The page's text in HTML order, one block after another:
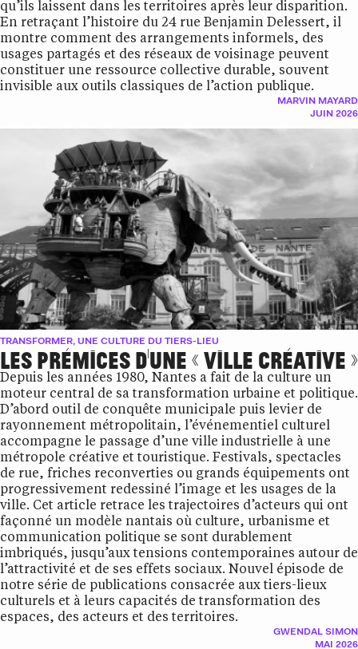
qu’ils laissent dans les territoires après leur disparition.
En retraçant l’histoire du 24 rue Benjamin Delessert, il
montre comment des arrangements informels, des
usages partagés et des réseaux de voisinage peuvent
constituer une ressource collective durable, souvent
invisible aux outils classiques de l’action publique.
MARVIN MAYARD
JUIN 2026
TRANSFORMER, UNE CULTURE DU TIERS-LIEU
LES PRÉMICES D’UNE « VILLE CRÉATIVE »
Depuis les années 1980, Nantes a fait de la culture un
moteur central de sa transformation urbaine et politique.
D’abord outil de conquête municipale puis levier de
rayonnement métropolitain, l’événementiel culturel
accompagne le passage d’une ville industrielle à une
métropole créative et touristique. Festivals, spectacles
de rue, friches reconverties ou grands équipements ont
progressivement redessiné l’image et les usages de la
ville. Cet article retrace les trajectoires d’acteurs qui ont
façonné un modèle nantais où culture, urbanisme et
communication politique se sont durablement
imbriqués, jusqu’aux tensions contemporaines autour de
l’attractivité et de ses effets sociaux. Nouvel épisode de
notre série de publications consacrée aux tiers-lieux
culturels et à leurs capacités de transformation des
espaces, des acteurs et des territoires.
GWENDAL SIMON
MAI 2026